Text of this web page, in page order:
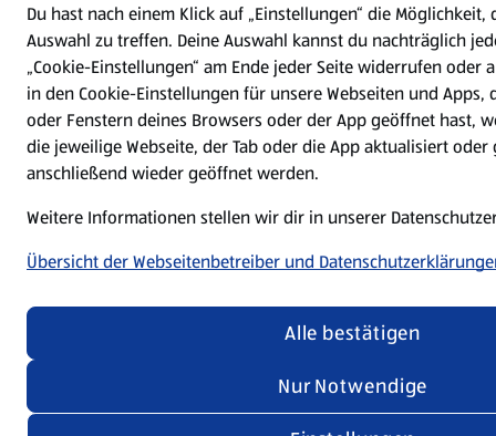
Du hast nach einem Klick auf „Einstellungen“ die
Auswahl zu treffen. Deine Auswahl kannst du nachträglich
„Cookie-Einstellungen“ am Ende jeder Seite widerrufen oder
in den Cookie-Einstellungen für unsere Webseiten und Apps,
oder Fenstern deines Browsers oder der App geöffnet hast,
die jeweilige Webseite, der Tab oder die App aktualisiert oder
anschließend wieder geöffnet werden.
Weitere Informationen stellen wir dir in unserer
Übersicht der Webseitenbetreiber und
Nur Notwendige
Alle bestätigen